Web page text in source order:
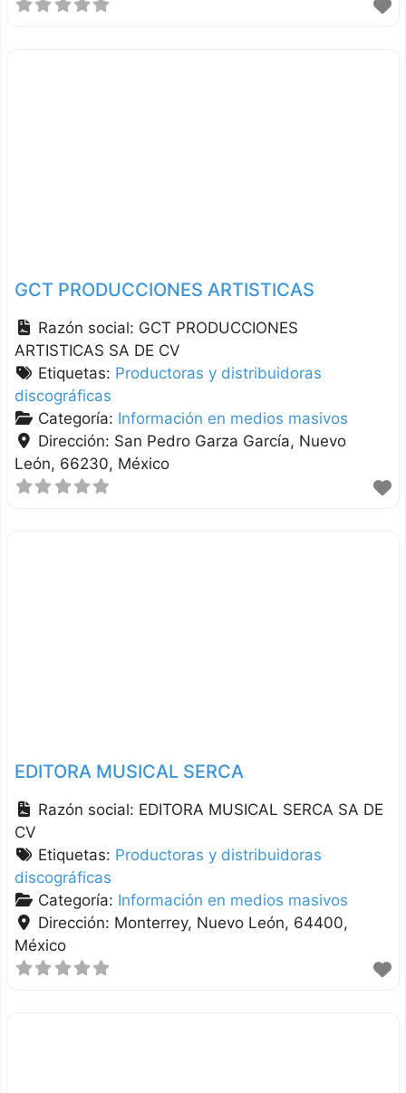
GCT PRODUCCIONES ARTISTICAS
Razón social: GCT PRODUCCIONES
ARTISTICAS SA DE CV
Etiquetas: Productoras y distribuidoras
discográficas
Categoría: Información en medios masivos
Dirección: San Pedro Garza García Nuevo
León 66230 México
EDITORA MUSICAL SERCA
Razón social: EDITORA MUSICAL SERCA SA DE
CV
Etiquetas: Productoras y distribuidoras
discográficas
Categoría: Información en medios masivos
Dirección: Monterrey Nuevo León 64400
México